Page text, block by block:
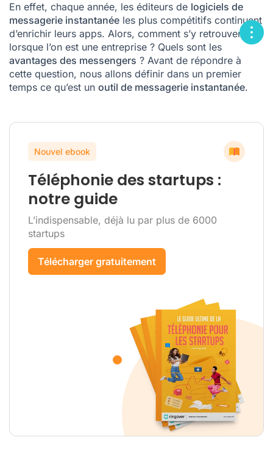
En effet, chaque année, les éditeurs de logiciels de
messagerie instantanée les plus compétitifs continuent
d’enrichir leurs apps. Alors, comment s’y retrouver
lorsque l’on est une entreprise ? Quels sont les
avantages des messengers ? Avant de répondre à
cette question, nous allons définir dans un premier
temps ce qu’est un outil de messagerie instantanée.
Nouvel ebook
Téléphonie des startups :
notre guide
L’indispensable, déjà lu par plus de 6000
startups
Télécharger gratuitement